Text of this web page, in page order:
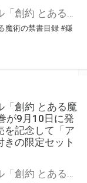
魔術の禁書目録 #鎌
「創約 とある魔
が9月10日に発
を記念して「ア
きの限定セット